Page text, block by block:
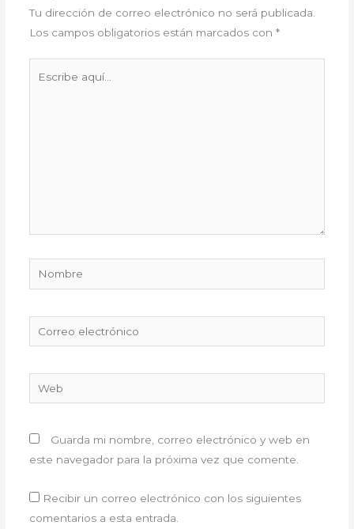
Tu dirección de correo electrónico no será publicada.
Los campos obligatorios están marcados con *
Nombre
electrónico
Guarda mi nombre, correo electrónico y web en
este navegador para la próxima vez que comente.
Recibir un correo electrónico con los siguientes
comentarios a esta entrada.